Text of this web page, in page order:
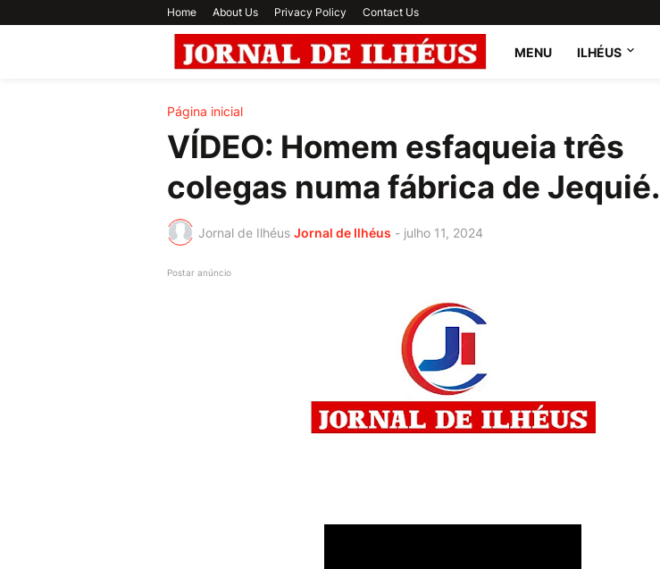
Home About Us Privacy Policy Contact Us
MENU ILHÉUS
Página inicial
VÍDEO: Homem esfaqueia três
colegas numa fábrica de Jequié.
Jornal de Ilhéus Jornal de Ilhéus - julho 11, 2024
Postar anúncio